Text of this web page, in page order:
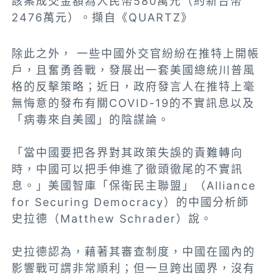
2476萬元）。擷自《QUARTZ》
除此之外， 一些中國外交官紛紛在推特上開帳
戶，且奮勇善戰，發展出一套美國總統川普風
格的反擊策略；近日，政府發言人在推特上毫
無悔意的發布有關COVID-19的不實訊息以及
「病毒來自美國」的陰謀論。
「當中國要把各界對其政策失誤的責難轉向
時，中國可以把手伸進了徹頭徹尾的不實訊
息。」美國智庫「保衛民主聯盟」（Alliance
for Securing Democracy）的中國分析師
史拉德（Matthew Schrader）說。
史拉德認為，藉著其審查制度，中國在國內的
影響戰可謂非常順利；但一旦跨出國界，沒有